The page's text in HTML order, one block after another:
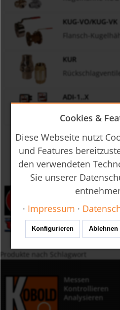
KUG-VO/KUG-VK
Flansch-
KUR
Rückschlagventile
ADI-1..X
Produkte nach Schlagwort
Messen
Kontrollieren
Analysieren
Cookies &
Diese Webseite nutzt
und Features
den verwendeten
Sie unserer
· Impressum ·
Konfigurieren Ablehnen